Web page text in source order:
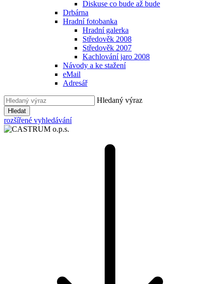
Diskuse co bude až bude
Drbárna
Hradní fotobanka
Hradní galerka
Středověk 2008
Středověk 2007
Kachlování jaro 2008
Návody a ke stažení
eMail
Adresář
Hledaný výraz
Hledat
rozšířené vyhledávání